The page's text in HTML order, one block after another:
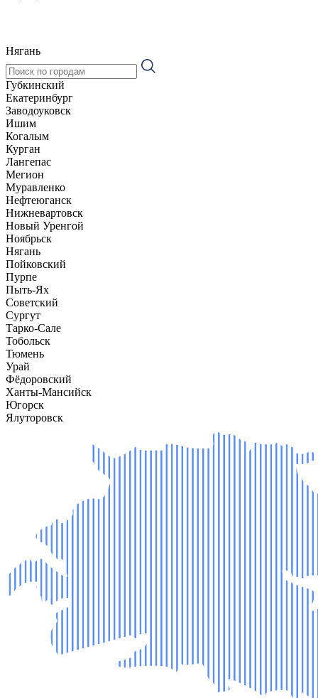
Нягань
Губкинский
Екатеринбург
Заводоуковск
Ишим
Когалым
Курган
Лангепас
Мегион
Муравленко
Нефтеюганск
Нижневартовск
Новый Уренгой
Ноябрьск
Нягань
Пойковский
Пурпе
Пыть-Ях
Советский
Сургут
Тарко-Сале
Тобольск
Тюмень
Урай
Фёдоровский
Ханты-Мансийск
Югорск
Ялуторовск